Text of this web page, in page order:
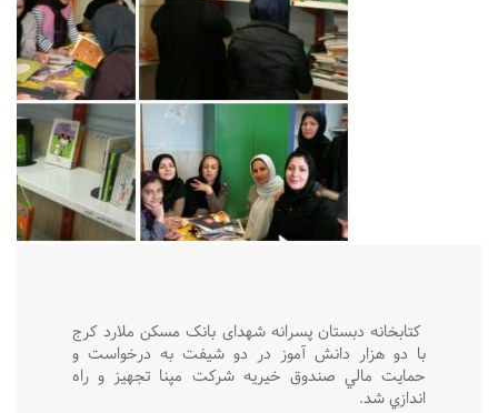
کتابخانه دبستان پسرانه شهدای بانک مسکن ملارد کرج
با دو هزار دانش آموز در دو شیفت به درخواست و
حمايت مالي صندوق خيريه شركت مپنا تجهيز و راه
اندازي شد.